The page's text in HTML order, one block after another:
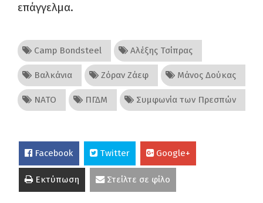
επάγγελμα.
Camp Bondsteel Αλέξης Τσίπρας
Βαλκάνια Ζόραν Ζάεφ Μάνος Δούκας
ΝΑΤΟ ΠΓΔΜ Συμφωνία των Πρεσπών
Facebook Twitter Google+
Εκτύπωση Στείλτε σε φίλο